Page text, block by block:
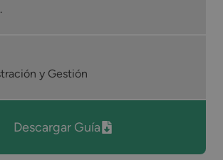
y Gestión
Descargar Guía